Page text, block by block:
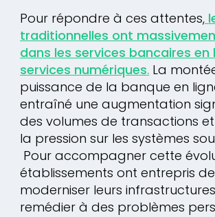
Pour répondre à ces attentes,
traditionnelles ont
dans les services bancaires en
services numériques. La
puissance de la banque en
entraîné une augmentation
des volumes de transactions
la pression sur les systèmes
Pour accompagner cette
établissements ont entrepris de
moderniser leurs
remédier à des problèmes